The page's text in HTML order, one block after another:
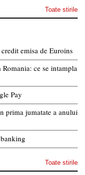
Toate stirile
emisa de Euroins
ce se intampla
Pay
prima jumatate a anului
Toate stirile